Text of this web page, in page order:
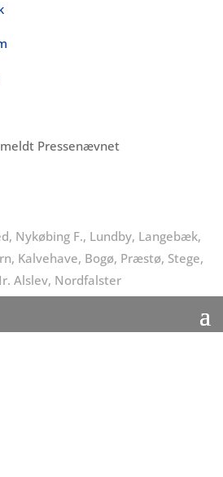
Pressenævnet
Nykøbing F., Lundby, Langebæk,
Kalvehave, Bogø, Præstø, Stege,
Alslev, Nordfalster